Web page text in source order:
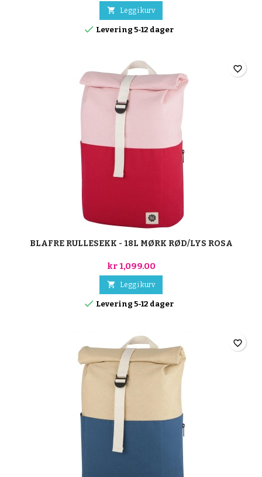
 Legg i kurv
 Levering 5-12 dager
BLAFRE RULLESEKK - 18L MØRK RØD/LYS ROSA
kr 1,099.00
 Legg i kurv
 Levering 5-12 dager
favorite_border
favorite_border